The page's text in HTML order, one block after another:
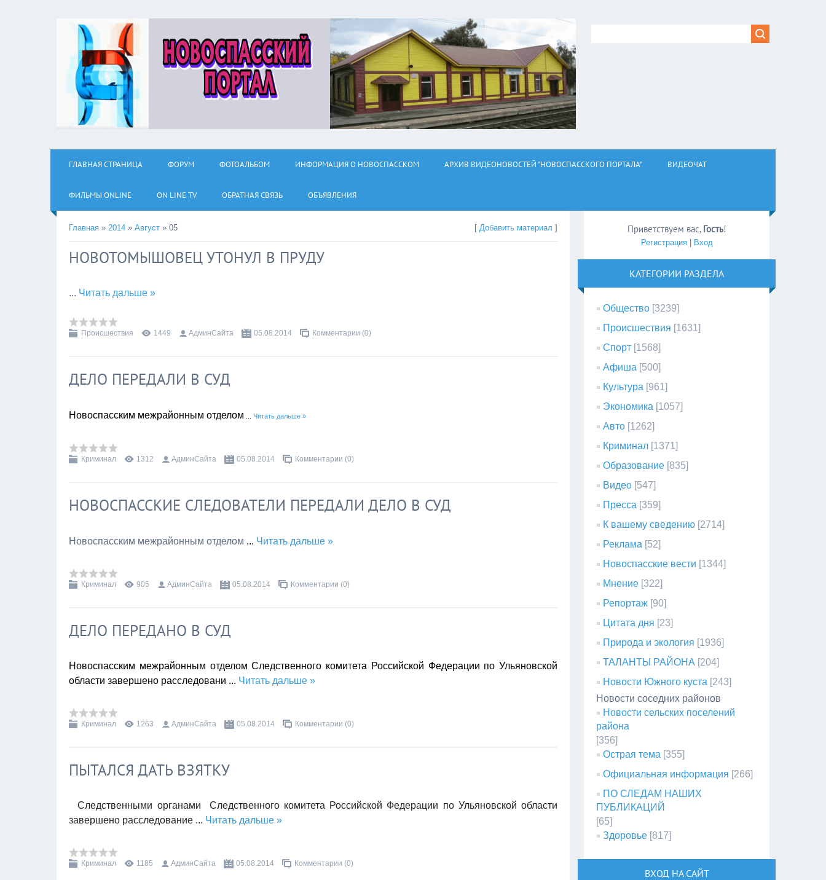
ГЛАВНАЯ СТРАНИЦА ФОРУМ ФОТОАЛЬБОМ ИНФОРМАЦИЯ О НОВОСПАССКОМ АРХИВ ВИДЕОНОВОСТЕЙ "НОВОСПАССКОГО ПОРТАЛА" ВИДЕОЧАТ
ФИЛЬМЫ ОNLINE ON LINE TV ОБРАТНАЯ СВЯЗЬ ОБЪЯВЛЕНИЯ
Главная » 2014 » Август » 05 [Добавить материал ]
НОВОТОМЫШОВЕЦ УТОНУЛ В ПРУДУ
... Читать дальше »
Происшествия 1449 АдминСайта 05.08.2014 Комментарии (0)
ДЕЛО ПЕРЕДАЛИ В СУД
Новоспасским межрайонным отделом Читать дальше »
Криминал 1312 АдминСайта 05.08.2014 Комментарии (0)
НОВОСПАССКИЕ СЛЕДОВАТЕЛИ ПЕРЕДАЛИ ДЕЛО В СУД
Новоспасским межрайонным отделом ... Читать дальше »
Криминал 905 АдминСайта 05.08.2014 Комментарии (0)
ДЕЛО ПЕРЕДАНО В СУД
Новоспасским межрайонным отделом Следственного комитета Российской Федерации по Ульяновской
области завершено расследовани ... Читать дальше »
Криминал 1263 АдминСайта 05.08.2014 Комментарии (0)
ПЫТАЛСЯ ДАТЬ ВЗЯТКУ
Следственными органами Следственного комитета Российской Федерации по Ульяновской области
завершено расследование ... Читать дальше »
Криминал 1185 АдминСайта 05.08.2014 Комментарии (0)
Приветствуем вас, Гость!
Регистрация| Вход
КАТЕГОРИИ РАЗДЕЛА
Общество [3239]
Происшествия [1631]
Спорт [1568]
Афиша [500]
Культура [961]
Экономика [1057]
Авто [1262]
Криминал [1371]
Образование [835]
Видео [547]
Пресса [359]
К вашему сведению [2714]
Реклама [52]
Новоспасские вести [1344]
Мнение [322]
Репортаж [90]
Цитата дня [23]
Природа и экология [1936]
ТАЛАНТЫ РАЙОНА [204]
Новости Южного куста [243]
Новости соседних районов
Новости сельских поселений
района
[356]
Острая тема [355]
Официальная информация [266]
ПО СЛЕДАМ НАШИХ
ПУБЛИКАЦИЙ
[65]
Здоровье [817]
ВХОД НА САЙТ